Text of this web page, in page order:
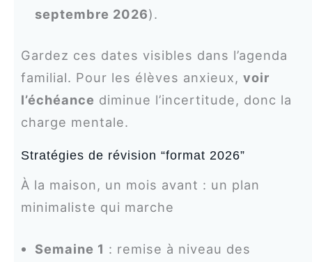
septembre 2026).
Gardez ces dates visibles dans l’agenda
familial. Pour les élèves anxieux, voir
l’échéance diminue l’incertitude, donc la
charge mentale.
Stratégies de révision “format 2026”
À la maison, un mois avant : un plan
minimaliste qui marche
Semaine 1 : remise à niveau des